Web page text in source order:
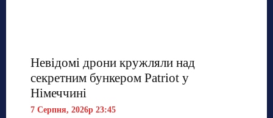
Невідомі дрони кружляли над
секретним бункером Patriot у
Німеччині
7 Серпня, 2026р 23:45